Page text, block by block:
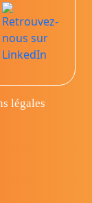
légales